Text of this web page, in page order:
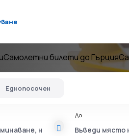
Самолетни билети до Гърция
Еднопосочен
До